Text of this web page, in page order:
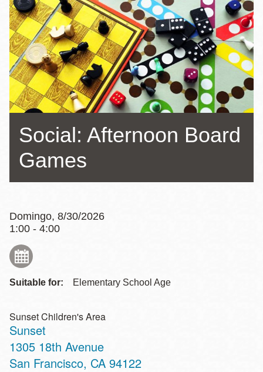
de
ayuda
a
la
navegación
Social: Afternoon Board
Games
Domingo, 8/30/2026
1:00 - 4:00
Suitable for: Elementary School Age
Sunset Children's Area
Sunset
Address
1305 18th Avenue
San Francisco, CA 94122